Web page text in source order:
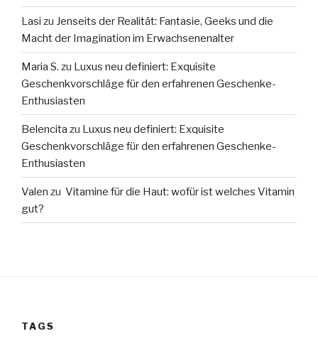
Lasi zu Jenseits der Realität: Fantasie, Geeks und die
Macht der Imagination im Erwachsenenalter
Maria S. zu Luxus neu definiert: Exquisite
Geschenkvorschläge für den erfahrenen Geschenke-
Enthusiasten
Belencita zu Luxus neu definiert: Exquisite
Geschenkvorschläge für den erfahrenen Geschenke-
Enthusiasten
Valen zu Vitamine für die Haut: wofür ist welches Vitamin
gut?
TAGS